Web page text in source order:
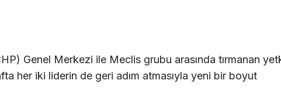
Genel Merkezi ile Meclis grubu arasında tırmanan
her iki liderin de geri adım atmasıyla yeni bir boyut